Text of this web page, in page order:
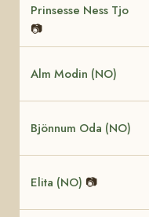
Prinsesse Ness Tjo
📷
Alm Modin (NO)
Bjönnum Oda (NO)
Elita (NO) 📷